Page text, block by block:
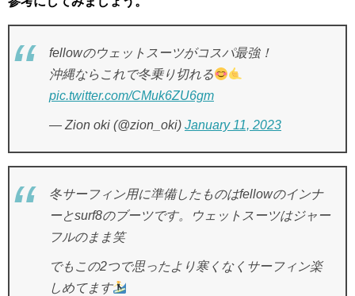
fellowのウェットスーツがコスパ最強！
沖縄ならこれで冬乗り切れる
pic.twitter.com/CMuk6ZU6gm
— Zion oki (@zion_oki) January 11, 2023
冬サーフィン用に準備したものはfellowのインナ
ーとsurf8のブーツです。ウェットスーツはジャー
フルのまま笑
でもこの2つで思ったより寒くなくサーフィン楽
しめてます